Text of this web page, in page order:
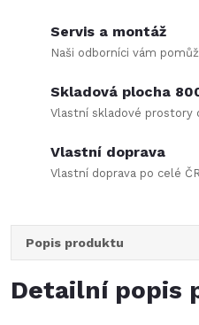
Servis a montáž
Naši odborníci vám
Skladová plocha
Vlastní skladové prostory
Vlastní doprava
Vlastní doprava po celé
Popis produktu
Detailní popis